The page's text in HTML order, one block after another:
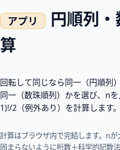
円順列
算
回転して同じなら同一（円順列
同一（数珠順列）かを選び、n
1)!/2 （例外あり）を計算します。
計算はブラウザ内で完結します。n
固まらないように桁数＋科学的記数